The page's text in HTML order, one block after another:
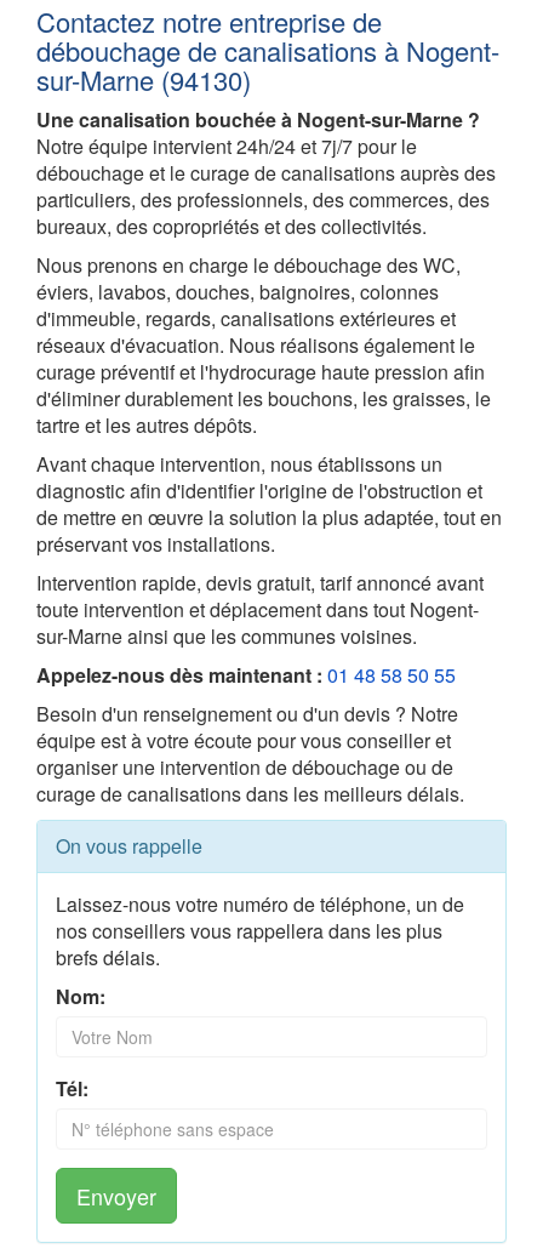
Contactez notre entreprise de
débouchage de canalisations à Nogent-
sur-Marne (94130)
Une canalisation bouchée à Nogent-sur-Marne ?
Notre équipe intervient 24h/24 et 7j/7 pour le
débouchage et le curage de canalisations auprès des
particuliers, des professionnels, des commerces, des
bureaux, des copropriétés et des collectivités.
Nous prenons en charge le débouchage des WC,
éviers, lavabos, douches, baignoires, colonnes
d'immeuble, regards, canalisations extérieures et
réseaux d'évacuation. Nous réalisons également le
curage préventif et l'hydrocurage haute pression afin
d'éliminer durablement les bouchons, les graisses, le
tartre et les autres dépôts.
Avant chaque intervention, nous établissons un
diagnostic afin d'identifier l'origine de l'obstruction et
de mettre en œuvre la solution la plus adaptée, tout en
préservant vos installations.
Intervention rapide, devis gratuit, tarif annoncé avant
toute intervention et déplacement dans tout Nogent-
sur-Marne ainsi que les communes voisines.
Appelez-nous dès maintenant : 01 48 58 50 55
Besoin d'un renseignement ou d'un devis ? Notre
équipe est à votre écoute pour vous conseiller et
organiser une intervention de débouchage ou de
curage de canalisations dans les meilleurs délais.
On vous rappelle
Laissez-nous votre numéro de téléphone, un de
nos conseillers vous rappellera dans les plus
brefs délais.
Nom:
Tél:
Envoyer